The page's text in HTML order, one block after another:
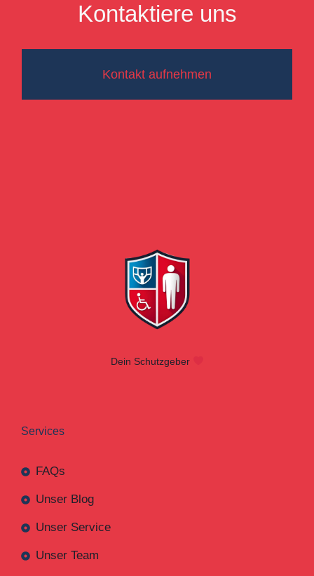
Kontaktiere uns
Kontakt aufnehmen
Dein Schutzgeber
Services
FAQs
Unser Blog
Unser Service
Unser Team